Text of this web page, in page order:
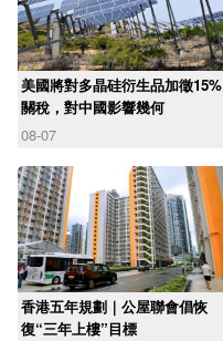
美國將對多晶硅衍生品加徵15%
關稅，對中國影響幾何
08-07
香港五年規劃｜公屋聯會倡恢
復“三年上樓”目標